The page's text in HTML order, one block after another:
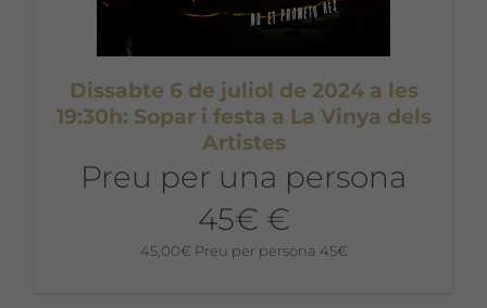
Dissabte 6 de juliol de 2024 a les
19:30h: Sopar i festa a La Vinya dels
Artistes
Preu per una persona
45€ €
45,00€ Preu per persona 45€